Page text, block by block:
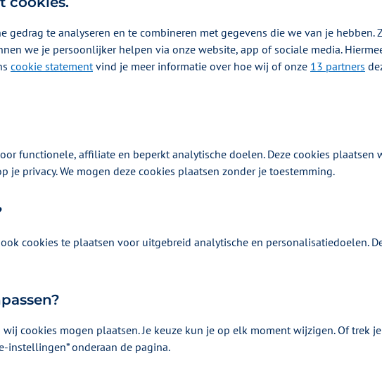
naar herbruikbare onderleggers én het gebruik
en de impact op het milieu aanzienlijk worden
andere het
gedrag te analyseren en te combineren met gegevens die we van je hebben.
we je persoonlijker helpen via onze website, app of sociale media.
cookie statementvind je meer informatie over hoe wij of onze 13 partners
functionele, affiliate en beperkt analytische doelen. Deze cookies plaatsen
je privacy. We mogen deze cookies plaatsen zonder je toestemming.
cookies te plaatsen voor uitgebreid analytische en personalisatiedoelen.
cookies mogen plaatsen. Je keuze kun je op elk moment wijzigen. Of trek je
instellingen” onderaan de pagina.